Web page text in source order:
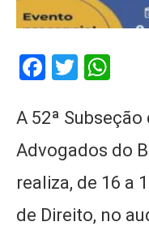
Facebook
Twitter
A 52ª
Advogados do
realiza, de 16 a
de Direito, no